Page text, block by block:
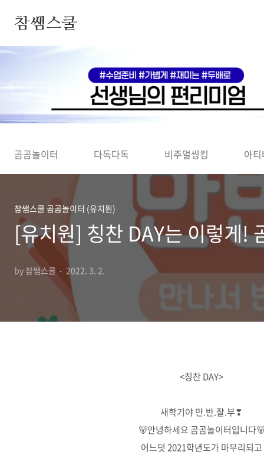
참쌤스쿨
◀
곰곰놀이터 다독다독 비주얼씽킹 아
참쌤스쿨 곰곰놀이터 (유치원)
[유치원] 칭찬 DAY는 이렇게!
by 참쌤스쿨 2022. 3. 2.
<칭찬 DAY>
새학기야 만.반.잘.부❣
🐻안녕하세요 곰곰놀이터입니다
어느덧 2021학년도가 마무리되고